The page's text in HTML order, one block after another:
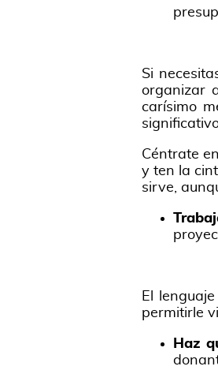
Si
organizar
carísimo
Céntrate
y ten la
sirve,
El
permitirle
Haz